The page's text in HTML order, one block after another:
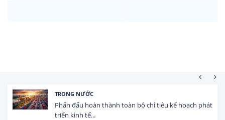
HOẠT ĐỘNG ĐẦU TƯ
Tổng vốn FDI đăng ký vào Việt Nam đạt gần 25 tỷ
USD trong 5 tháng...